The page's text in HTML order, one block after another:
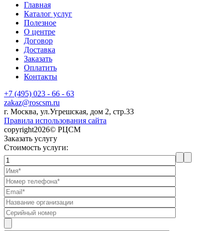
Главная
Каталог услуг
Полезное
О центре
Договор
Доставка
Заказать
Оплатить
Контакты
+7 (495) 023 - 66 - 63
zakaz@roscsm.ru
г. Москва, ул.Угрешская, дом 2, стр.33
Правила использования сайта
copyright2026© РЦСМ
Заказать услугу
Стоимость услуги: